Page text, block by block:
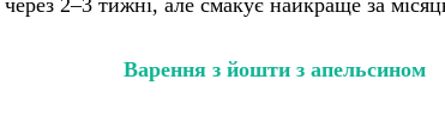
2–3 тижні, але смакує найкраще за
Варення з йошти з апельсином